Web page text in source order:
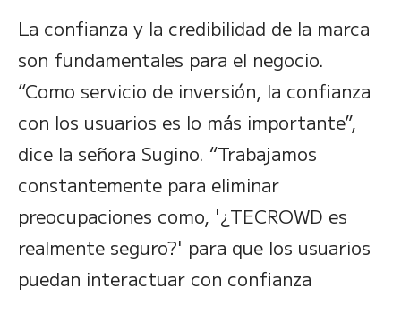
La confianza y la credibilidad de la marca
son fundamentales para el negocio.
“Como servicio de inversión, la confianza
con los usuarios es lo más importante”,
dice la señora Sugino. “Trabajamos
constantemente para eliminar
preocupaciones como, '¿TECROWD es
realmente seguro?' para que los usuarios
puedan interactuar con confianza